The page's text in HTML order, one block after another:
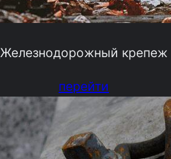
Железнодорожный крепеж
перейти